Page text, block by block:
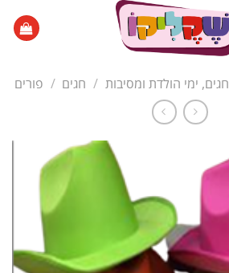
חגים, ימי הולדת ומסיבות / חגים / פורים